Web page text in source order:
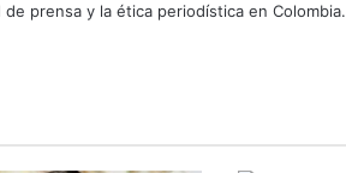
prensa y la ética periodística en Colombia.